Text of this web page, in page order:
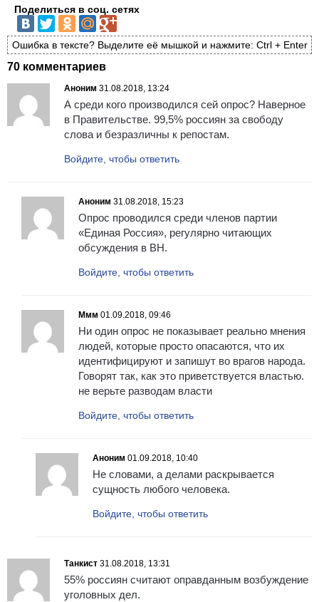
Поделиться в соц. сетях
Ошибка в тексте? Выделите её мышкой и нажмите: Ctrl + Enter
70 комментариев
Аноним 31.08.2018, 13:24
А среди кого производился сей опрос? Наверное
в Правительстве. 99,5% россиян за свободу
слова и безразличны к репостам.
Войдите, чтобы ответить
Аноним 31.08.2018, 15:23
Опрос проводился среди членов партии
«Единая Россия», регулярно читающих
обсуждения в ВН.
Войдите, чтобы ответить
Ммм 01.09.2018, 09:46
Ни один опрос не показывает реально мнения
людей, которые просто опасаются, что их
идентифицируют и запишут во врагов народа.
Говорят так, как это приветствуется властью.
не верьте разводам власти
Войдите, чтобы ответить
Аноним 01.09.2018, 10:40
Не словами, а делами раскрывается
сущность любого человека.
Войдите, чтобы ответить
Танкист 31.08.2018, 13:31
55% россиян считают оправданным возбуждение
уголовных дел.